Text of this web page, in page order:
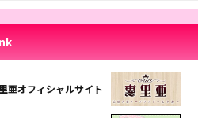
亜オフィシャルサイト